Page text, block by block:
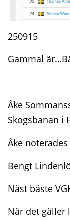
250915
Gammal
Åke
Skogsbanan i
Åke
Bengt
Näst bäste
När det gäller